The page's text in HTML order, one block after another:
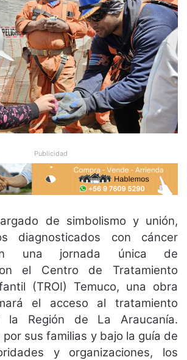
Publicidad
de simbolismo y unión,
diagnosticados con cáncer
una jornada única de
el Centro de Tratamiento
(TROI) Temuco, una obra
el acceso al tratamiento
la Región de La Araucanía.
sus familias y bajo la guía de
y organizaciones, los